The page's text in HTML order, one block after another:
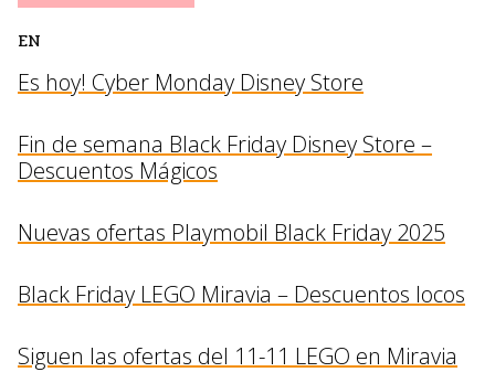
EN
Es hoy! Cyber Monday Disney Store
Fin de semana Black Friday Disney Store –
Descuentos Mágicos
Nuevas ofertas Playmobil Black Friday 2025
Black Friday LEGO Miravia – Descuentos locos
Siguen las ofertas del 11-11 LEGO en Miravia